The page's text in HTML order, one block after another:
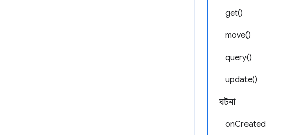
get()
move()
query()
update()
ঘটনা
onCreated